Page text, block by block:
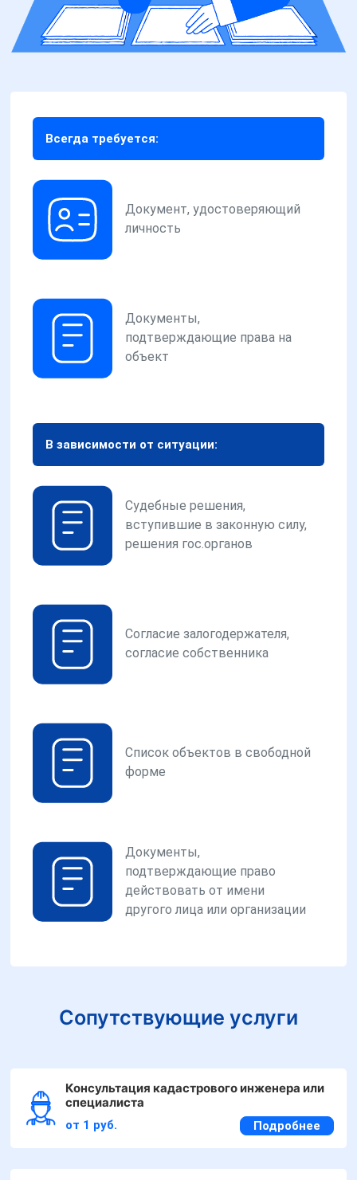
Всегда требуется:
Документ, удостоверяющий
личность
Документы,
подтверждающие права на
объект
В зависимости от ситуации:
Судебные решения,
вступившие в законную силу,
решения гос.органов
Согласие залогодержателя,
согласие собственника
Список объектов в свободной
форме
Документы,
подтверждающие право
действовать от имени
другого лица или организации
Сопутствующие услуги
Консультация кадастрового инженера или
специалиста
от 1 руб. Подробнее